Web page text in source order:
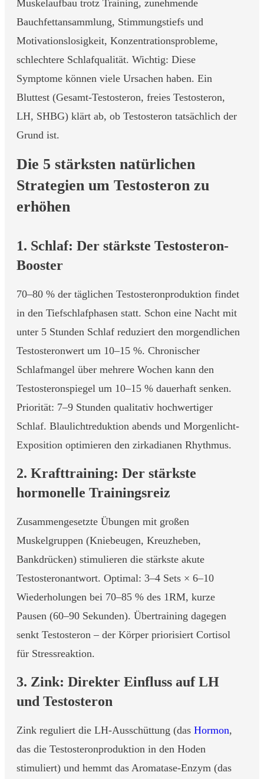
Muskelaufbau trotz Training, zunehmende
Bauchfettansammlung, Stimmungstiefs und
Motivationslosigkeit, Konzentrationsprobleme,
schlechtere Schlafqualität. Wichtig: Diese
Symptome können viele Ursachen haben. Ein
Bluttest (Gesamt-Testosteron, freies Testosteron,
LH, SHBG) klärt ab, ob Testosteron tatsächlich der
Grund ist.
Die 5 stärksten natürlichen
Strategien um Testosteron zu
erhöhen
1. Schlaf: Der stärkste Testosteron-
Booster
70–80 % der täglichen Testosteronproduktion findet
in den Tiefschlafphasen statt. Schon eine Nacht mit
unter 5 Stunden Schlaf reduziert den morgendlichen
Testosteronwert um 10–15 %. Chronischer
Schlafmangel über mehrere Wochen kann den
Testosteronspiegel um 10–15 % dauerhaft senken.
Priorität: 7–9 Stunden qualitativ hochwertiger
Schlaf. Blaulichtreduktion abends und Morgenlicht-
Exposition optimieren den zirkadianen Rhythmus.
2. Krafttraining: Der stärkste
hormonelle Trainingsreiz
Zusammengesetzte Übungen mit großen
Muskelgruppen (Kniebeugen, Kreuzheben,
Bankdrücken) stimulieren die stärkste akute
Testosteronantwort. Optimal: 3–4 Sets × 6–10
Wiederholungen bei 70–85 % des 1RM, kurze
Pausen (60–90 Sekunden). Übertraining dagegen
senkt Testosteron – der Körper priorisiert Cortisol
für Stressreaktion.
3. Zink: Direkter Einfluss auf LH
und Testosteron
Zink reguliert die LH-Ausschüttung (das Hormon,
das die Testosteronproduktion in den Hoden
stimuliert) und hemmt das Aromatase-Enzym (das